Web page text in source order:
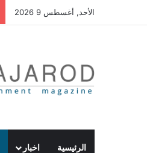
الأحد, أغسطس 9 2026
الرئيسية اخبار